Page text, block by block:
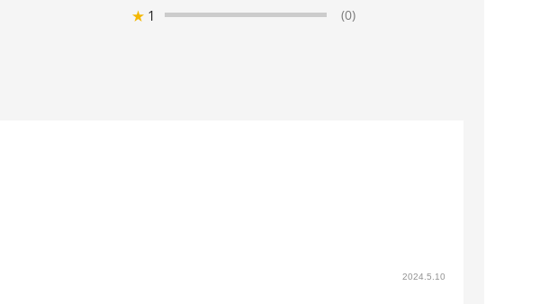
★ 1 (0)
2024.5.10